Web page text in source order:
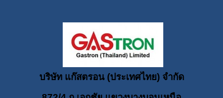
บริษัท แก๊สตรอน (ประเทศไทย) จำกัด